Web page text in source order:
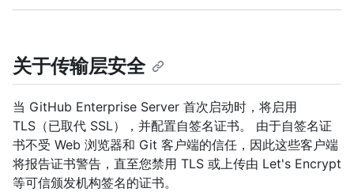
关于传输层安全
当 GitHub Enterprise Server 首次启动时，将启用
TLS（已取代 SSL），并配置自签名证书。 由于自签名证
书不受 Web 浏览器和 Git 客户端的信任，因此这些客户端
将报告证书警告，直至您禁用 TLS 或上传由 Let's Encrypt
等可信颁发机构签名的证书。